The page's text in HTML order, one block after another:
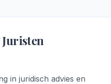
in juridisch advies en